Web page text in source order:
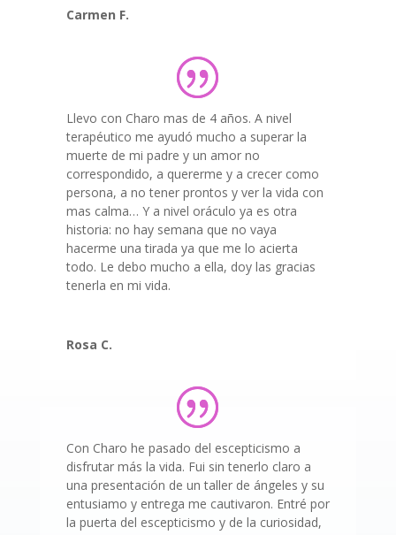
Carmen F.
Llevo con Charo mas de 4 años. A nivel
terapéutico me ayudó mucho a superar la
muerte de mi padre y un amor no
correspondido, a quererme y a crecer como
persona, a no tener prontos y ver la vida con
mas calma… Y a nivel oráculo ya es otra
historia: no hay semana que no vaya
hacerme una tirada ya que me lo acierta
todo. Le debo mucho a ella, doy las gracias
tenerla en mi vida.
Rosa C.
Con Charo he pasado del escepticismo a
disfrutar más la vida. Fui sin tenerlo claro a
una presentación de un taller de ángeles y su
entusiamo y entrega me cautivaron. Entré por
la puerta del escepticismo y de la curiosidad,